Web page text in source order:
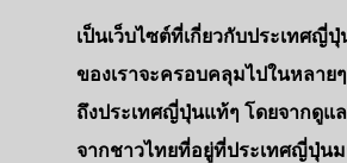
เป็นเว็บไซต์ที่เกี่ยวกับประเทศญี่
ของเราจะครอบคลุมไปในหลาย
ถึงประเทศญี่ปุ่นแท้ๆ โดยจากดูแ
จากชาวไทยที่อยู่ที่ประเทศญี่ปุ่น